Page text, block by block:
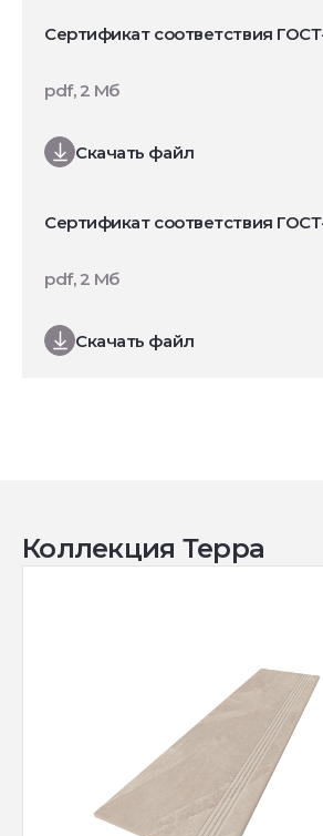
Сертификат соответствия
Скачать файл
pdf, 2 Мб
Сертификат соответствия
Скачать файл
pdf, 2 Мб
Коллекция Терра